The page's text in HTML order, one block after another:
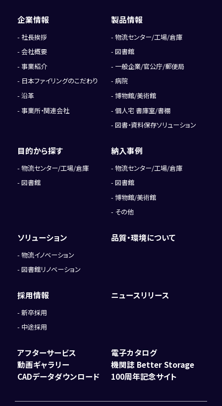
企業情報
社長挨拶
会社概要
事業紹介
日本ファイリングのこだわり
沿革
事業所・関連会社
製品情報
物流センター/工場/倉庫
図書館
一般企業/官公庁/郵便局
病院
博物館/美術館
個人宅 書庫室/書棚
図書・資料保存ソリューション
目的から探す
物流センター/工場/倉庫
図書館
納入事例
物流センター/工場/倉庫
図書館
博物館/美術館
その他
ソリューション
物流イノベーション
図書館リノベーション
品質・環境について
採用情報
新卒採用
中途採用
ニュースリリース
アフターサービス
電子カタログ
動画ギャラリー
機関誌 Better Storage
CADデータダウンロード
100周年記念サイト